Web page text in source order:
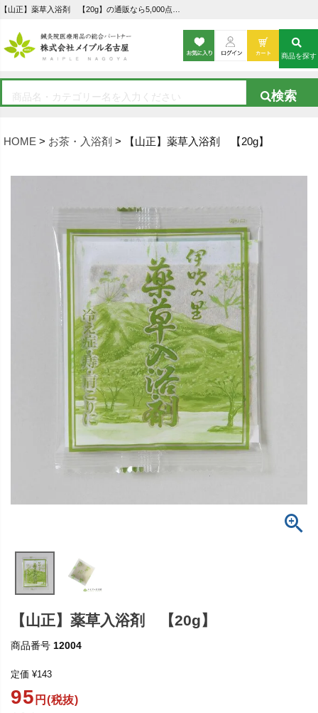
HOME お茶・入浴剤 【山正】薬草入浴剤 【20g】
商品を探す
【山正】薬草入浴剤 【20g】
商品番号 12004
定価 ¥143
95 円(税抜)